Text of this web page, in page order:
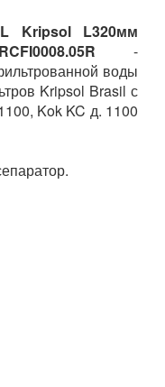
Kripsol L320мм
-
воды
Kripsol Brasil с
Kok KC д. 1100